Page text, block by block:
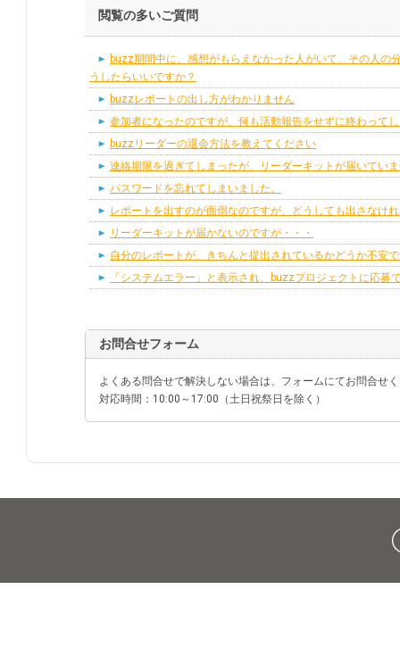
閲覧の多いご質問
buzz期間中に、感想がもらえなかった人がいて、その人の
うしたらいいですか？
buzzレポートの出し方がわかりません
参加者になったのですが、何も活動報告をせずに終わって
buzzリーダーの退会方法を教えてください
連絡期限を過ぎてしまったが、リーダーキットが届いてい
パスワードを忘れてしまいました。
レポートを出すのが面倒なのですが、どうしても出さなけ
リーダーキットが届かないのですが・・・
自分のレポートが、きちんと提出されているかどうか不安
「システムエラー」と表示され、buzzプロジェクトに応募
お問合せフォーム
よくある問合せで解決しない場合は、フォームにてお問合せ
対応時間：10:00～17:00（土日祝祭日を除く）